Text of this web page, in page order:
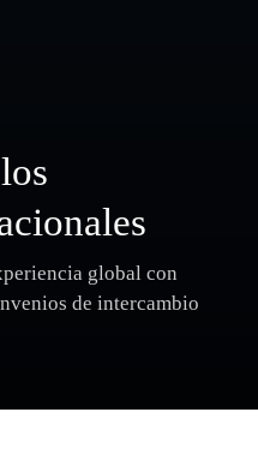
global con
de intercambio